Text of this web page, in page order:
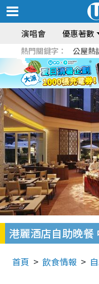
演唱會 優惠著數
熱門關鍵字： 公屋熱
港麗酒店自助晚餐
首頁 飲食情報